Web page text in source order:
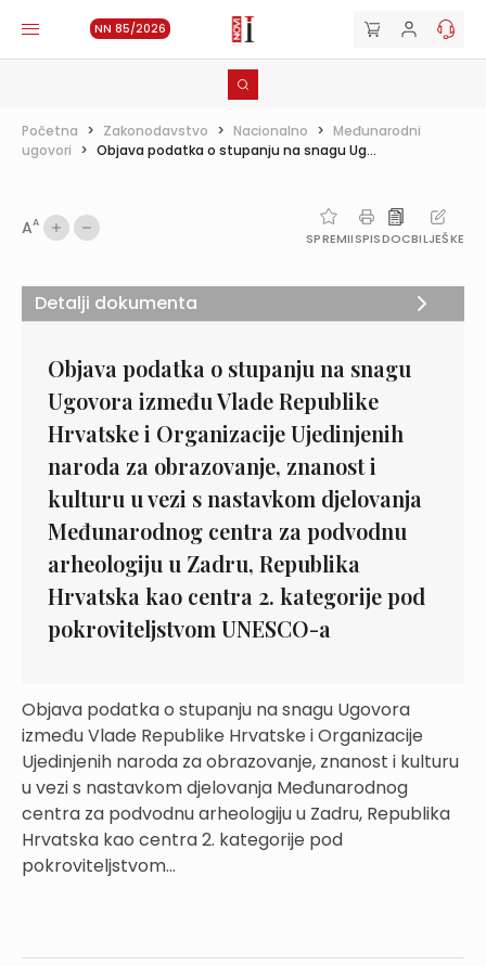
NN 85/2026
Početna > Zakonodavstvo > Nacionalno > Međunarodni
ugovori > Objava podatka o stupanju na snagu Ug...
AA
SPREMIISPISDOCBILJEŠKE
Objava podatka o stupanju na snagu
Ugovora između Vlade Republike
Hrvatske i Organizacije Ujedinjenih
naroda za obrazovanje, znanost i
kulturu u vezi s nastavkom djelovanja
Međunarodnog centra za podvodnu
arheologiju u Zadru, Republika
Hrvatska kao centra 2. kategorije pod
pokroviteljstvom UNESCO-a
Objava podatka o stupanju na snagu Ugovora
između Vlade Republike Hrvatske i Organizacije
Ujedinjenih naroda za obrazovanje, znanost i kulturu
u vezi s nastavkom djelovanja Međunarodnog
centra za podvodnu arheologiju u Zadru, Republika
Hrvatska kao centra 2. kategorije pod
pokroviteljstvom...
Detalji dokumenta